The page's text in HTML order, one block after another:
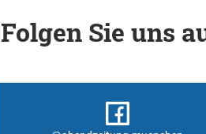
Folgen Sie uns